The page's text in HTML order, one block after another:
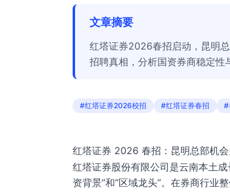
文章摘要
红塔证券2026春招启动，昆明
招聘真相，分析国资券商稳定性
#红塔证券2026校招 #红塔证券春招 #
红塔证券 2026 春招：昆明总部机
红塔证券股份有限公司是云南本土
资背景”和“区域龙头”。在券商行业